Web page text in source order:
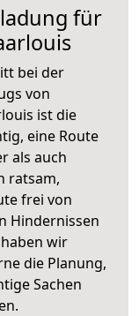
für
bei der
von
ist die
eine Route
als auch
ratsam,
frei von
Hindernissen
wir
die Planung,
Sachen